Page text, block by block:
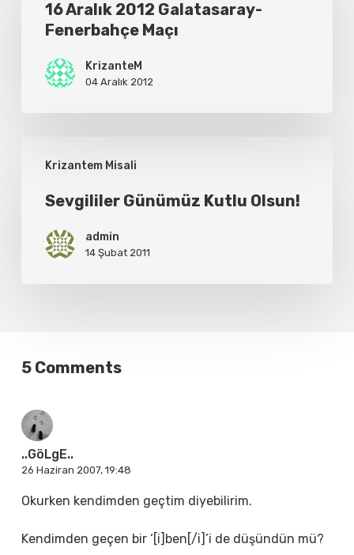
2012
Galatasaray-
Fenerbahçe
Maçı
16 Aralık 2012 Galatasaray-
Fenerbahçe Maçı
KrizanteM
04 Aralık 2012
Krizantem Misali
Günümüz
KutluSevgililer Günümüz Kutlu Olsun!
admin
14 Şubat 2011
5 Comments
..GöLgE..
26 Haziran 2007, 19:48
Okurken kendimden geçtim diyebilirim.
Kendimden geçen bir ‘[i]ben[/i]’i de düşündün mü?